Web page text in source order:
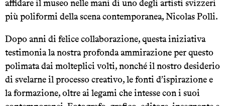
affidare il museo nelle mani di uno degli artisti svizzeri
più poliformi della scena contemporanea, Nicolas Polli.
Dopo anni di felice collaborazione, questa iniziativa
testimonia la nostra profonda ammirazione per questo
polimata dai molteplici volti, nonché il nostro desiderio
di svelarne il processo creativo, le fonti d’ispirazione e
la formazione, oltre ai legami che intesse con i suoi